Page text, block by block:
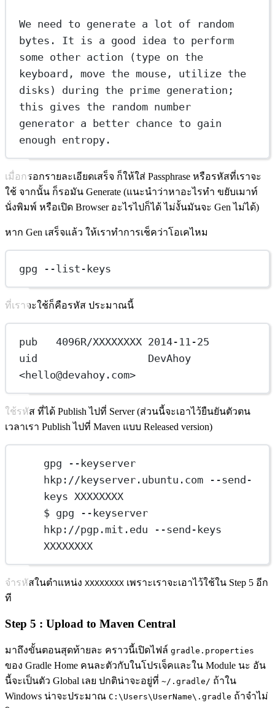
We need to generate a lot of random
bytes. It is a good idea to perform
some other action (type on the
keyboard, move the mouse, utilize the
disks) during the prime generation;
this gives the random number
generator a better chance to gain
enough entropy.
เมื่อกรอกรายละเอียดเสร็จ ก็ให้ใส่ Passphrase หรือรหัสที่เราจะ
ใช้ จากนั้น ก็รอมัน Generate (แนะนำว่าหาอะไรทำ ขยับเมาท์
นั่งพิมพ์ หรือเปิด Browser อะไรไปก็ได้ ไม่งั้นมันจะ Gen ไม่ได้)
หาก Gen เสร็จแล้ว ให้เราทำการเช็คว่าโอเคไหม
gpg --list-keys
ที่เราจะใช้ก็คือรหัส ประมาณนี้
pub   4096R/XXXXXXXX 2014-11-25
uid                  DevAhoy
<hello@devahoy.com>
ใช้รหัส ที่ได้ Publish ไปที่ Server (ส่วนนี้จะเอาไว้ยืนยันตัวตน
เวลาเรา Publish ไปที่ Maven แบบ Released version)
gpg --keyserver
hkp://keyserver.ubuntu.com --send-
keys XXXXXXXX
$ gpg --keyserver
hkp://pgp.mit.edu --send-keys
XXXXXXXX
จำรหัสในตำแหน่ง XXXXXXXX เพราะเราจะเอาไว้ใช้ใน Step 5 อีก
ที
Step 5 : Upload to Maven Central
มาถึงขั้นตอนสุดท้ายละ คราวนี้เปิดไฟล์ gradle.properties
ของ Gradle Home คนละตัวกับในโปรเจ็คและใน Module นะ อัน
นี้จะเป็นตัว Global เลย ปกติน่าจะอยู่ที่ ~/.gradle/ ถ้าใน
Windows น่าจะประมาณ C:\Users\UserName\.gradle ถ้าจำไม่